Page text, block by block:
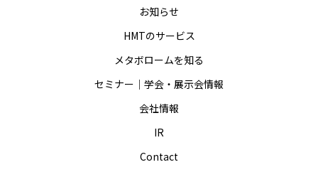
お知らせ
HMTのサービス
メタボロームを知る
セミナー｜学会・展示会情報
会社情報
IR
Contact